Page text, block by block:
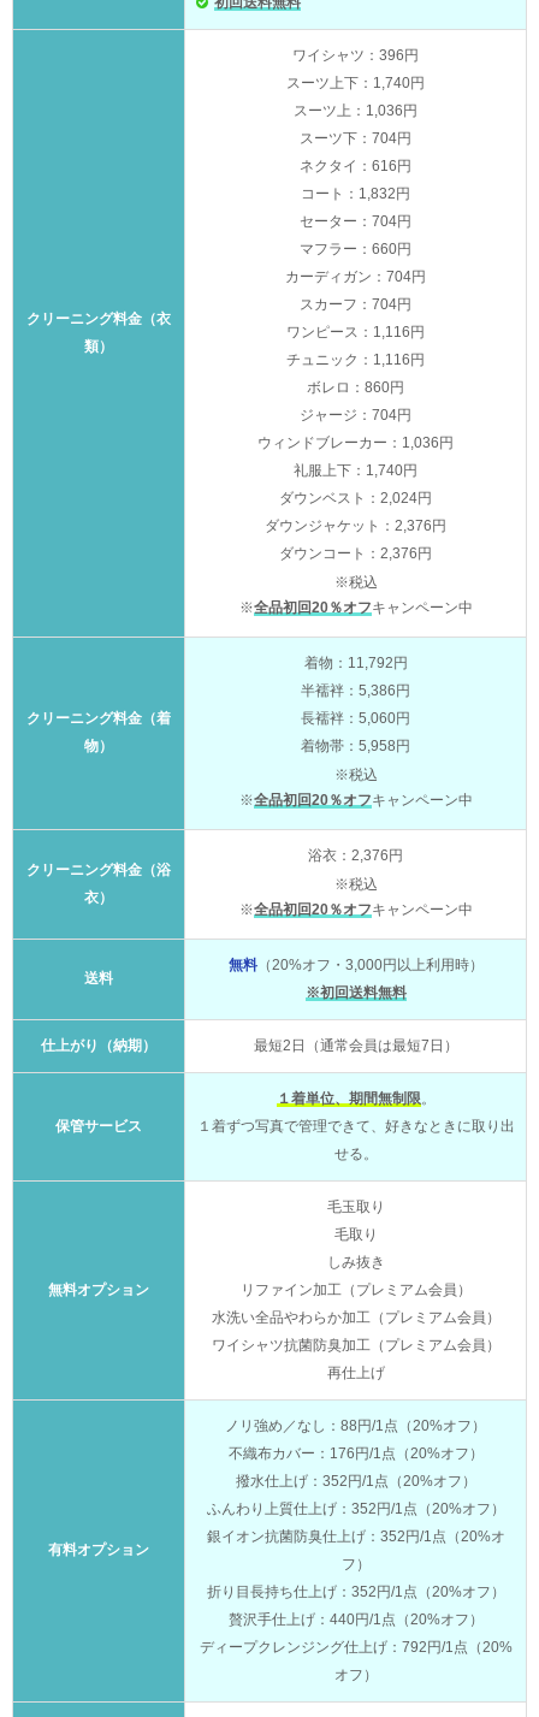
クリーニング料金（衣
類）
ワイシャツ：396円
スーツ上下：1,740円
スーツ上：1,036円
スーツ下：704円
ネクタイ：616円
コート：1,832円
セーター：704円
マフラー：660円
カーディガン：704円
スカーフ：704円
ワンピース：1,116円
チュニック：1,116円
ボレロ：860円
ジャージ：704円
ウィンドブレーカー：1,036円
礼服上下：1,740円
ダウンベスト：2,024円
ダウンジャケット：2,376円
ダウンコート：2,376円
※税込
※全品初回20％オフキャンペーン中
クリーニング料金（着
物）
着物：11,792円
半襦袢：5,386円
長襦袢：5,060円
着物帯：5,958円
※税込
※全品初回20％オフキャンペーン中
クリーニング料金（浴
衣）
浴衣：2,376円
※税込
※全品初回20％オフキャンペーン中
送料
無料（20%オフ・3,000円以上利用時）
※初回送料無料
仕上がり（納期） 最短2日（通常会員は最短7日）
保管サービス
１着単位、期間無制限。
１着ずつ写真で管理できて、好きなときに取り出
せる。
無料オプション
毛玉取り
毛取り
しみ抜き
リファイン加工（プレミアム会員）
水洗い全品やわらか加工（プレミアム会員）
ワイシャツ抗菌防臭加工（プレミアム会員）
再仕上げ
有料オプション
ノリ強め／なし：88円/1点（20%オフ）
不織布カバー：176円/1点（20%オフ）
撥水仕上げ：352円/1点（20%オフ）
ふんわり上質仕上げ：352円/1点（20%オフ）
銀イオン抗菌防臭仕上げ：352円/1点（20%オ
フ）
折り目長持ち仕上げ：352円/1点（20%オフ）
贅沢手仕上げ：440円/1点（20%オフ）
ディープクレンジング仕上げ：792円/1点（20%
オフ）